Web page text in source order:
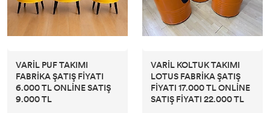
VARİL PUF TAKIMI
FABRİKA ŞATIŞ FİYATI
6.000 TL ONLİNE SATIŞ
9.000 TL
VARİL KOLTUK TAKIMI
LOTUS FABRİKA ŞATIŞ
FİYATI 17.000 TL ONLİNE
SATIŞ FİYATI 22.000 TL